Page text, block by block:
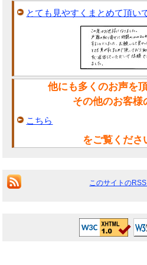
とても見やすくまとめて頂い
他にも多くのお声を
その他のお客様
こちら
をご覧くださ
このサイトの